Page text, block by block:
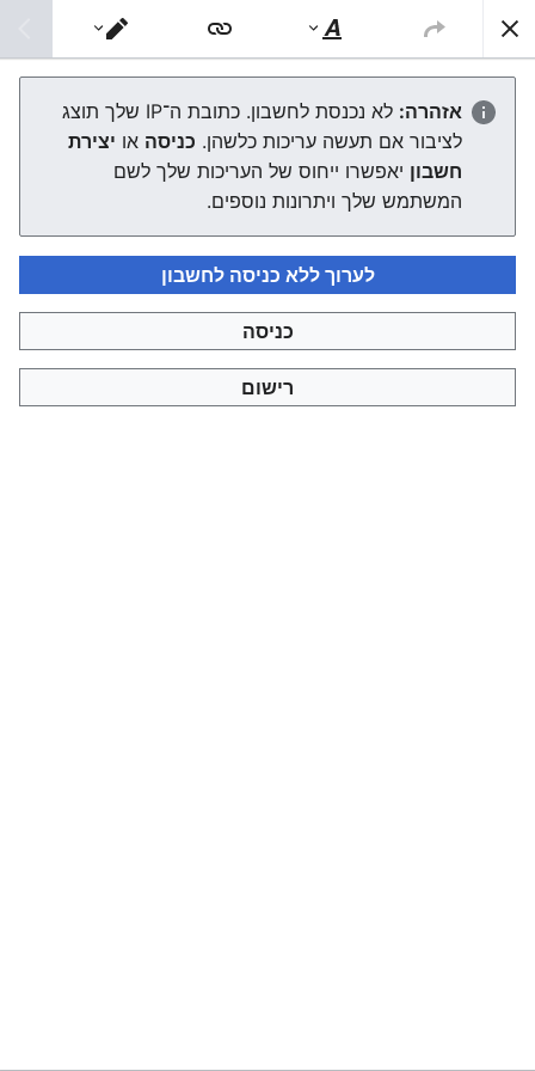
צפונות ויקי
רבי מאדל מאנשבאך
העורך ייטען עכשיו. אם ההודעה הזאת עדיין מוצגת לאחר כמה
שניות, אפשרלטעון את הדף מחדש.
מדיניות פרטיות תצוגת מחשבים
סגנוּן
טקסט
מעבר
עורך
אזהרה:
לא נכנסת לחשבון. כתובת ה־IP שלך תוצג
לציבור אם תעשה עריכות כלשהן. כניסה או יצירת
חשבון יאפשרו ייחוס של העריכות שלך לשם
המשתמש שלך ויתרונות נוספים.
לערוך ללא כניסה לחשבון
כניסה
רישום